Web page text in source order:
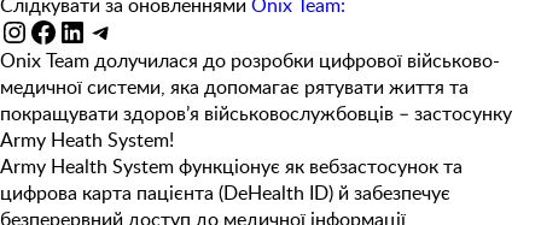
Instagram
Facebook
LinkedIn
Telegram
Onix Team долучилася до розробки цифрової військово-
медичної системи, яка допомагає рятувати життя та
покращувати здоров’я військовослужбовців – застосунку
Army Heath System!
Army Health System функціонує як вебзастосунок та
цифрова карта пацієнта (DeHealth ID) й забезпечує
безперервний доступ до медичної інформації